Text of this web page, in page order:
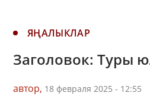
ЯҢАЛЫКЛАР
Заголовок: Туры
автор, 18 февраля 2025 - 12:55